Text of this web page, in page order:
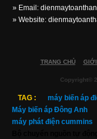
» Email:
» Website:
TRANG CHỦ
Copyright©
TAG : máy biến áp
Máy biến áp Đông Anh
máy phát điện cummins